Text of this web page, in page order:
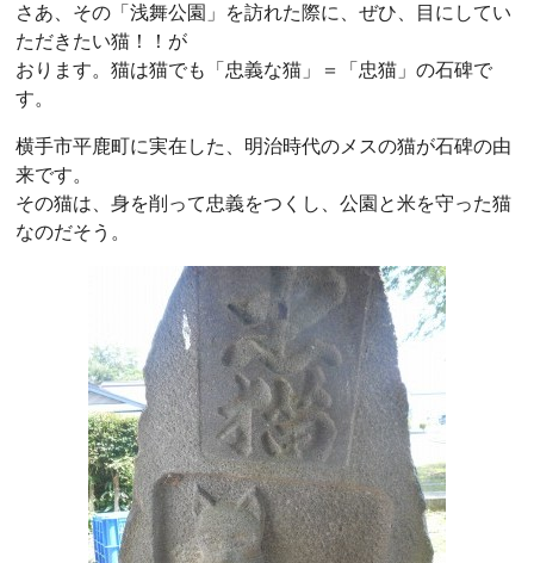
さあ、その「浅舞公園」を訪れた際に、ぜひ、目にしてい
ただきたい猫！！が
おります。猫は猫でも「忠義な猫」＝「忠猫」の石碑で
す。
横手市平鹿町に実在した、明治時代のメスの猫が石碑の由
来です。
その猫は、身を削って忠義をつくし、公園と米を守った猫
なのだそう。